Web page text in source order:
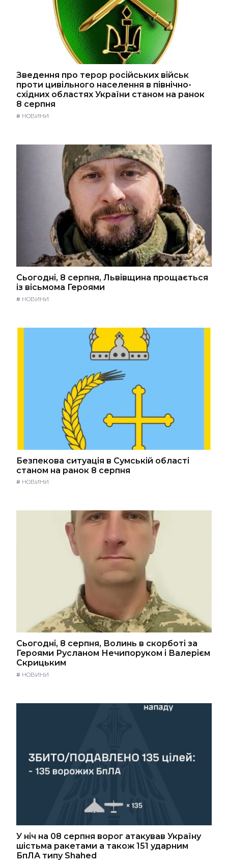
Зведення про терор російських військ
проти цивільного населення в північно-
східних областях України станом на ранок
8 серпня
# НОВИНИ
Сьогодні, 8 серпня, Львівщина прощається
із вісьмома Героями
# НОВИНИ
Безпекова ситуація в Сумській області
станом на ранок 8 серпня
# НОВИНИ
Сьогодні, 8 серпня, Волинь в скорботі за
Героями Русланом Нечипоруком і Валерієм
Скрицьким
# НОВИНИ
У ніч на 08 серпня ворог атакував Україну
шістьма ракетами а також 151 ударним
БпЛА типу Shahed